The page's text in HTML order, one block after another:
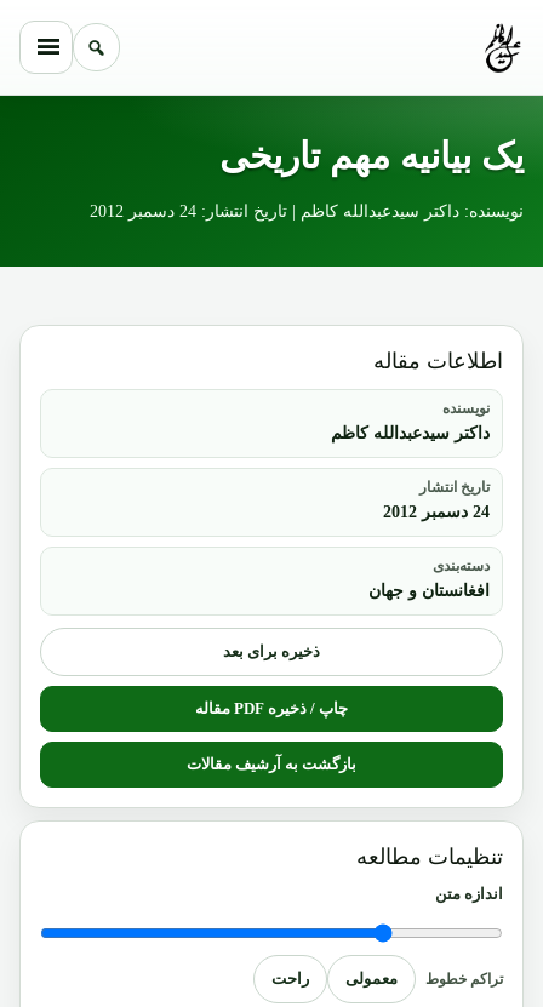
یک بیانیه مهم تاریخی
نویسنده: داکتر سیدعبدالله کاظم | تاریخ انتشار: 24 دسمبر 2012
اطلاعات مقاله
نویسنده
داکتر سیدعبدالله کاظم
تاریخ انتشار
24 دسمبر 2012
دسته‌بندی
افغانستان و جهان
ذخیره برای بعد
چاپ / ذخیره PDF مقاله
بازگشت به آرشیف مقالات
تنظیمات مطالعه
اندازه متن
تراکم خطوط معمولی راحت